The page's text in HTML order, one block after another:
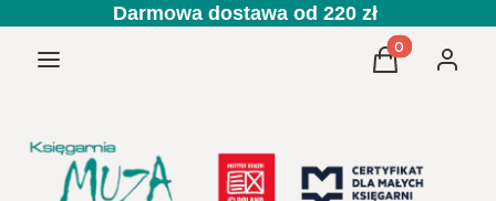
Darmowa dostawa od 220 zł
Menu Produkty w
Koszyk